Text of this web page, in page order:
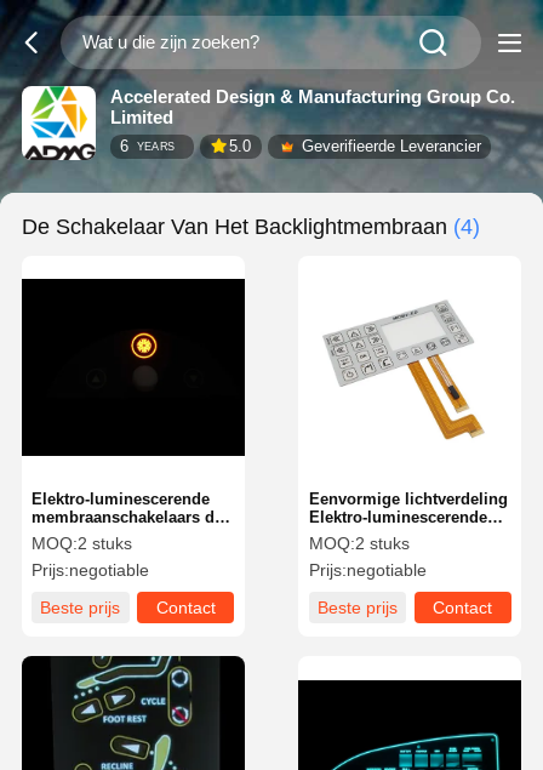
Accelerated Design & Manufacturing Group Co.
Limited
6 YEARS 5.0 Geverifieerde Leverancier
De Schakelaar Van Het Backlightmembraan (4)
Elektro-luminescerende
membraanschakelaars die
de interactie met het
product naar een nieuw
niveau tillen
MOQ:2 stuks
Prijs:negotiable
Beste prijs
Contact
Eenvormige lichtverdeling
Elektro-luminescerende
EL-membraanschakelaar
voor duidelijk zicht
MOQ:2 stuks
Prijs:negotiable
Beste prijs
Contact